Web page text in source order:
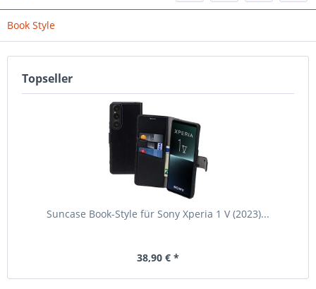
Book Style
Topseller
Suncase Book-Style für Sony Xperia 1 V (2023)...
38,90 € *